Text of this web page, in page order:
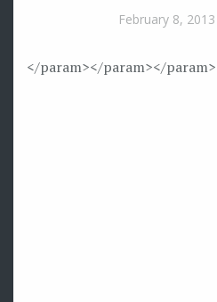
February 8, 2013
</param></param></param>